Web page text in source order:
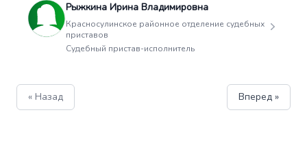
Рыжкина Ирина Владимировна
Красносулинское районное отделение судебных
приставов
Судебный пристав-исполнитель
« Назад Вперед »